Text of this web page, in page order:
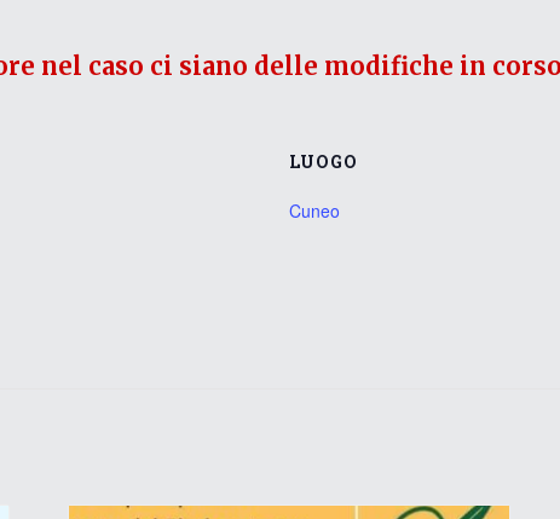
LUOGO
Cuneo
nel caso ci siano delle modifiche in